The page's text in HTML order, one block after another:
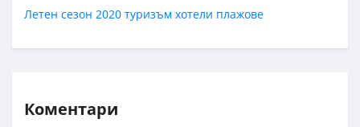
Летен сезон 2020 туризъм хотели плажове
Коментари